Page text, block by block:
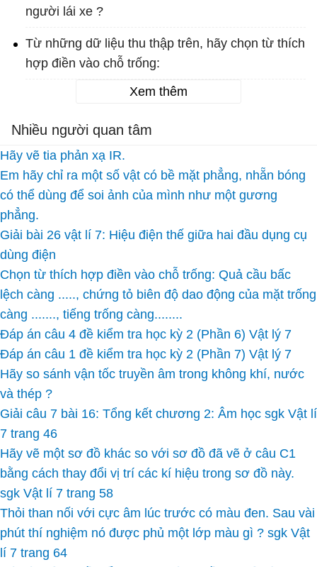
người lái xe ?
Từ những dữ liệu thu thập trên, hãy chọn từ thích
hợp điền vào chỗ trống:
Xem thêm
Nhiều người quan tâm
Hãy vẽ tia phản xạ IR.
Em hãy chỉ ra một số vật có bề mặt phẳng, nhẵn bóng
có thể dùng để soi ảnh của mình như một gương
phẳng.
Giải bài 26 vật lí 7: Hiệu điện thế giữa hai đầu dụng cụ
dùng điện
Chọn từ thích hợp điền vào chỗ trống: Quả cầu bấc
lệch càng ....., chứng tỏ biên độ dao động của mặt trống
càng ......., tiếng trống càng........
Đáp án câu 4 đề kiểm tra học kỳ 2 (Phần 6) Vật lý 7
Đáp án câu 1 đề kiểm tra học kỳ 2 (Phần 7) Vật lý 7
Hãy so sánh vận tốc truyền âm trong không khí, nước
và thép ?
Giải câu 7 bài 16: Tổng kết chương 2: Âm học sgk Vật lí
7 trang 46
Hãy vẽ một sơ đồ khác so với sơ đồ đã vẽ ở câu C1
bằng cách thay đổi vị trí các kí hiệu trong sơ đồ này.
sgk Vật lí 7 trang 58
Thỏi than nối với cực âm lúc trước có màu đen. Sau vài
phút thí nghiệm nó được phủ một lớp màu gì ? sgk Vật
lí 7 trang 64